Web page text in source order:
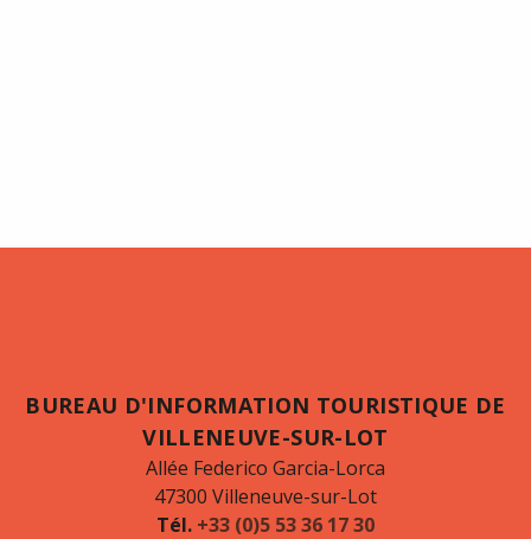
BUREAU D'INFORMATION TOURISTIQUE DE
VILLENEUVE-SUR-LOT
Allée Federico Garcia-Lorca
47300 Villeneuve-sur-Lot
Tél. +33 (0)5 53 36 17 30